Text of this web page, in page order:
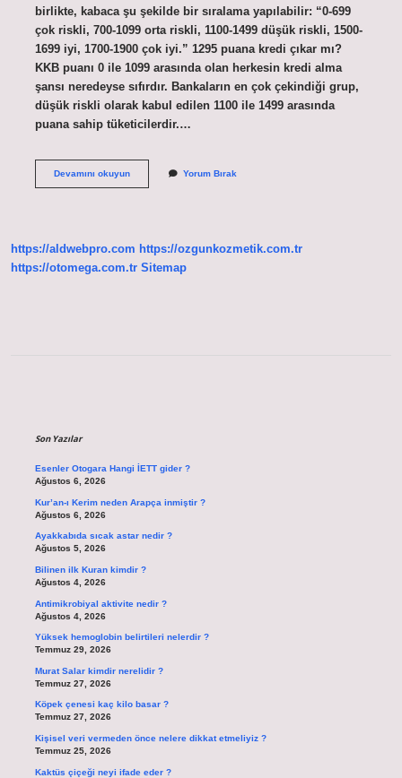
birlikte, kabaca şu şekilde bir sıralama yapılabilir: “0-699
çok riskli, 700-1099 orta riskli, 1100-1499 düşük riskli, 1500-
1699 iyi, 1700-1900 çok iyi.” 1295 puana kredi çıkar mı?
KKB puanı 0 ile 1099 arasında olan herkesin kredi alma
şansı neredeyse sıfırdır. Bankaların en çok çekindiği grup,
düşük riskli olarak kabul edilen 1100 ile 1499 arasında
puana sahip tüketicilerdir.…
Devamını okuyun1300
Yorum Bırak
https://aldwebpro.com https://ozgunkozmetik.com.tr
https://otomega.com.tr Sitemap
Son Yazılar
Esenler Otogara Hangi İETT gider ?
Ağustos 6, 2026
Kur’an-ı Kerim neden Arapça inmiştir ?
Ağustos 6, 2026
Ayakkabıda sıcak astar nedir ?
Ağustos 5, 2026
Bilinen ilk Kuran kimdir ?
Ağustos 4, 2026
Antimikrobiyal aktivite nedir ?
Ağustos 4, 2026
Yüksek hemoglobin belirtileri nelerdir ?
Temmuz 29, 2026
Murat Salar kimdir nerelidir ?
Temmuz 27, 2026
Köpek çenesi kaç kilo basar ?
Temmuz 27, 2026
Kişisel veri vermeden önce nelere dikkat etmeliyiz ?
Temmuz 25, 2026
Kaktüs çiçeği neyi ifade eder ?